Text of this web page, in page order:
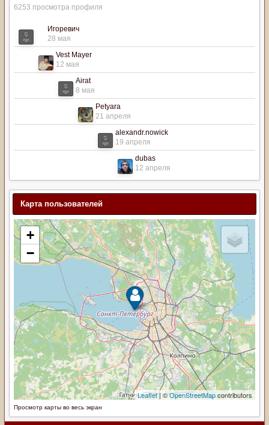
6253 просмотра профиля
Игоревич
28 мая
Vest Mayer
12 мая
Airat
8 мая
Petyara
21 апреля
alexandr.nowick
19 апреля
dubas
12 апреля
Карта пользователей
Просмотр карты во весь экран